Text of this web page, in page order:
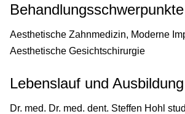
Behandlungsschwerpunkte
Aesthetische Zahnmedizin, Moderne
Aesthetische Gesichtschirurgie
Lebenslauf und Ausbildung
Dr. med. Dr. med. dent. Steffen Hohl